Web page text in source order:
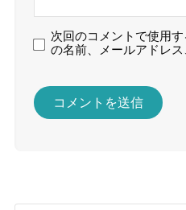
次回のコメントで使用
の名前、メールアドレス